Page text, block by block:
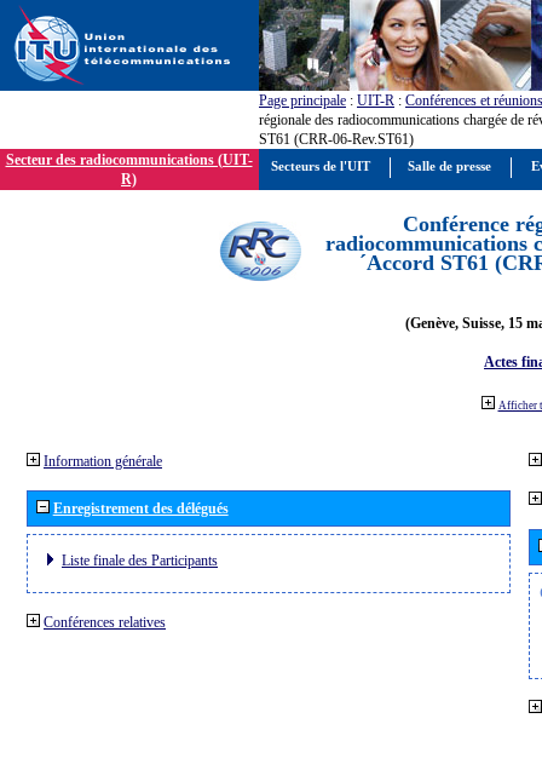
Page principale : UIT-R : Conférences et réunions
régionale des radiocommunications chargée de
ST61 (CRR-06-Rev.ST61)
Secteur des radiocommunications (UIT-
R)
Conférence
radiocommunications
´Accord ST61
(Genève, Suisse, 15
Actes
Afficher
Information générale
Enregistrement des délégués
Liste finale des Participants
Conférences relatives
Secteurs de l'UIT Salle de presse